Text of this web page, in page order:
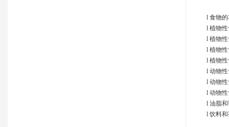
l 食物
l 植物
l 植物
l 植物
l 植物
l 动物
l 动物
l 动物
l 油脂
l 饮料